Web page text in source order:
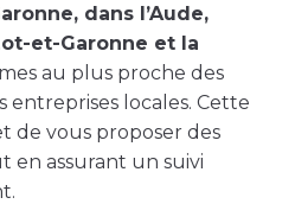
dans l’Aude,
et-Garonne et la
au plus proche des
entreprises locales. Cette
de vous proposer des
en assurant un suivi